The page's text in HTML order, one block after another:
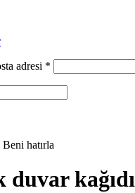
adresi *
Beni hatırla
duvar kağıdı